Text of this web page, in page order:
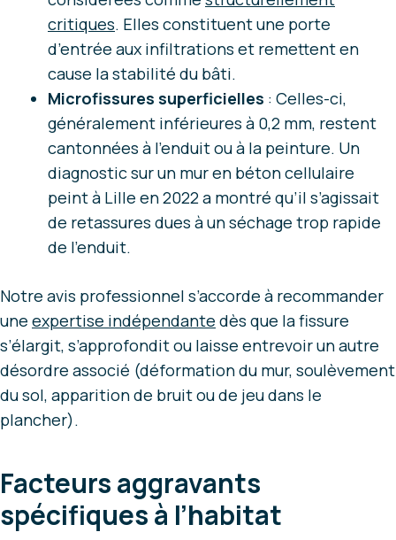
critiques. Elles constituent une porte
d’entrée aux infiltrations et remettent en
cause la stabilité du bâti.
Microfissures superficielles : Celles-ci,
généralement inférieures à 0,2 mm, restent
cantonnées à l’enduit ou à la peinture. Un
diagnostic sur un mur en béton cellulaire
peint à Lille en 2022 a montré qu’il s’agissait
de retassures dues à un séchage trop rapide
de l’enduit.
Notre avis professionnel s’accorde à recommander
une expertise indépendante dès que la fissure
s’élargit, s’approfondit ou laisse entrevoir un autre
désordre associé (déformation du mur, soulèvement
du sol, apparition de bruit ou de jeu dans le
plancher).
Facteurs aggravants
spécifiques à l’habitat